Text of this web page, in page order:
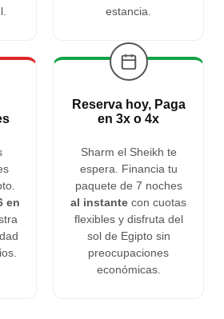
estancia.
en
Reserva hoy, Paga
en 3x o 4x
Sharm el Sheikh te
espera. Financia tu
paquete de 7 noches
al instante con cuotas
flexibles y disfruta del
sol de Egipto sin
preocupaciones
económicas.